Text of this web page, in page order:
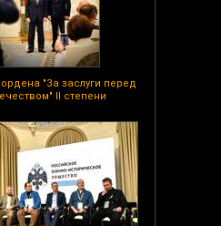
"За заслуги перед
II степени